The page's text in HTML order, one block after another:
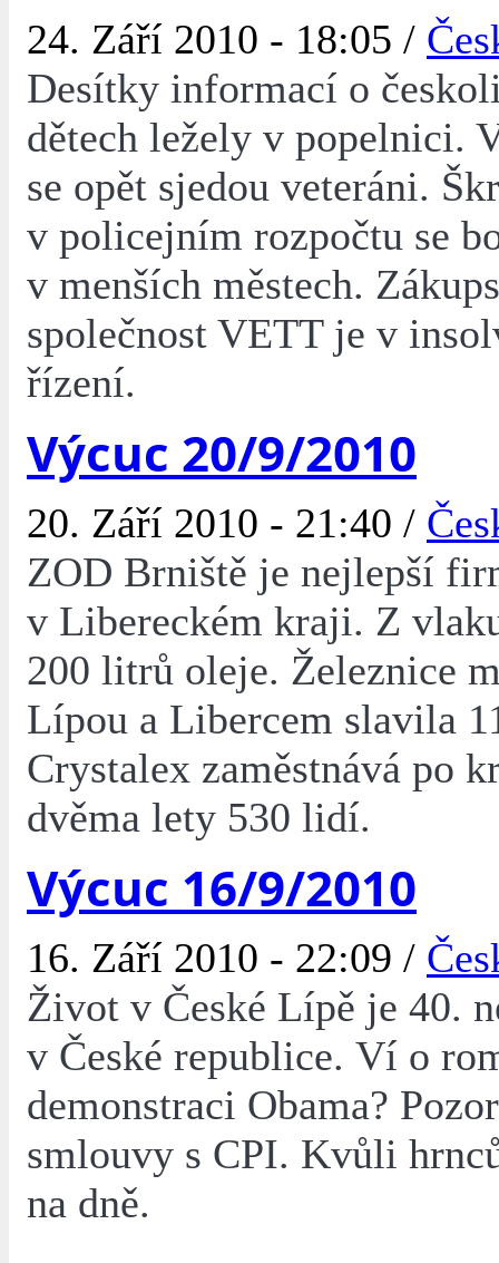
24. Září 2010 - 18:05 /
Desítky informací o
dětech ležely v popelnici.
se opět sjedou veteráni.
v policejním rozpočtu se
v menších městech.
společnost VETT je v
řízení.
Výcuc 20/9/2010
20. Září 2010 - 21:40 /
ZOD Brniště je nejlepší
v Libereckém kraji. Z
200 litrů oleje. Železnice
Lípou a Libercem slavila
Crystalex zaměstnává po
dvěma lety 530 lidí.
Výcuc 16/9/2010
16. Září 2010 - 22:09 /
Život v České Lípě je 40.
v České republice. Ví o
demonstraci Obama?
smlouvy s CPI. Kvůli
na dně.